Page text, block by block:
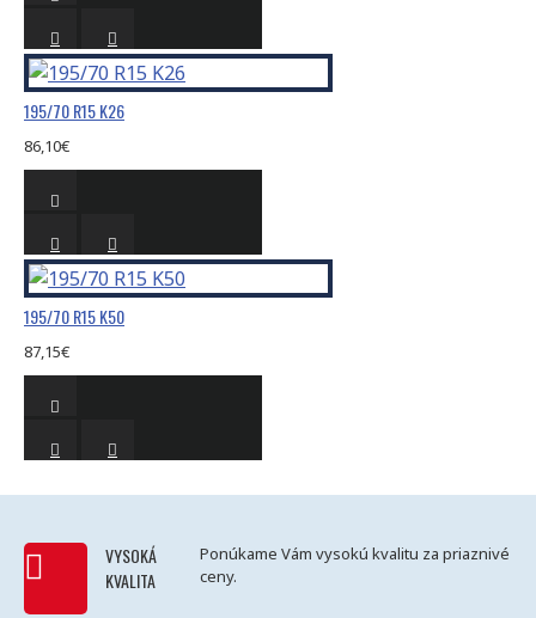
195/70 R15 K26
86,10€
195/70 R15 K50
87,15€
VYSOKÁ
KVALITA
Ponúkame Vám vysokú kvalitu za priaznivé
ceny.